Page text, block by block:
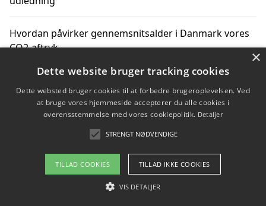
Hvordan påvirker gennemsnitsalder i Danmark vores
CO2-aftryk
Hvordan nyheder om CO2-udledning påvirker vores
hverdag
Om / kontakt
Blog Betingelser
×
Dette website bruger tracking cookies
Dette websted bruger cookies til at forbedre brugeroplevelsen. Ved
at bruge vores hjemmeside accepterer du alle cookies i
overensstemmelse med vores cookiepolitik. Detaljer
STRENGT NØDVENDIGE
TILLAD COOKIES TILLAD IKKE COOKIES
VIS DETALJER